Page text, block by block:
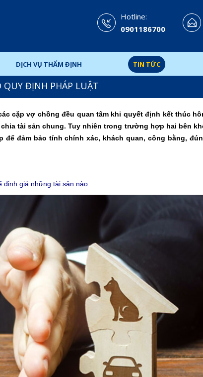
Hotline:
0901186700
DỊCH VỤ THẨM ĐỊNH TIN TỨC
QUY ĐỊNH PHÁP LUẬT
cặp vợ chồng đều quan tâm khi quyết định kết thúc
tài sản chung. Tuy nhiên trong trường hợp hai bên
để đảm bảo tính chính xác, khách quan, công bằng,
định giá những tài sản nào